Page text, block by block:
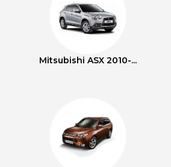
Mitsubishi ASX 2010-...